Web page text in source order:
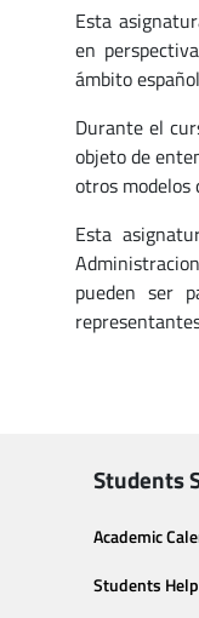
Esta
en
ámbito
Durante el
objeto de
otros modelos
Esta
pueden ser
Students
Academic
Students